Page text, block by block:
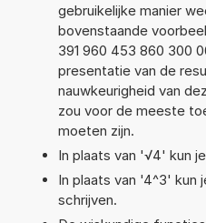
gebruikelijke manier
bovenstaande
391 960 453 860 300
presentatie van de
nauwkeurigheid van
zou voor de meeste
moeten zijn.
In plaats van '√4' kun
In plaats van '4^3'
schrijven.